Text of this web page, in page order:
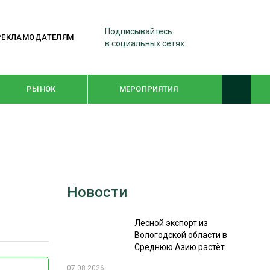
Подписывайтесь
в социальных сетях
РЫНОК МЕРОПРИЯТИЯ
WOODEX-2021
СУШКА ДРЕВЕСИНЫ
Новости
Лесной экспорт из
Вологодской области в
Среднюю Азию растёт
07.08.2026